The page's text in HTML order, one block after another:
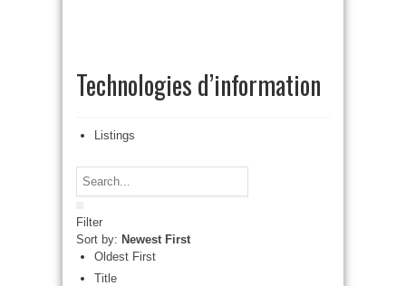
Technologies d’information
Listings
Filter
Sort by: Newest First
Oldest First
Title